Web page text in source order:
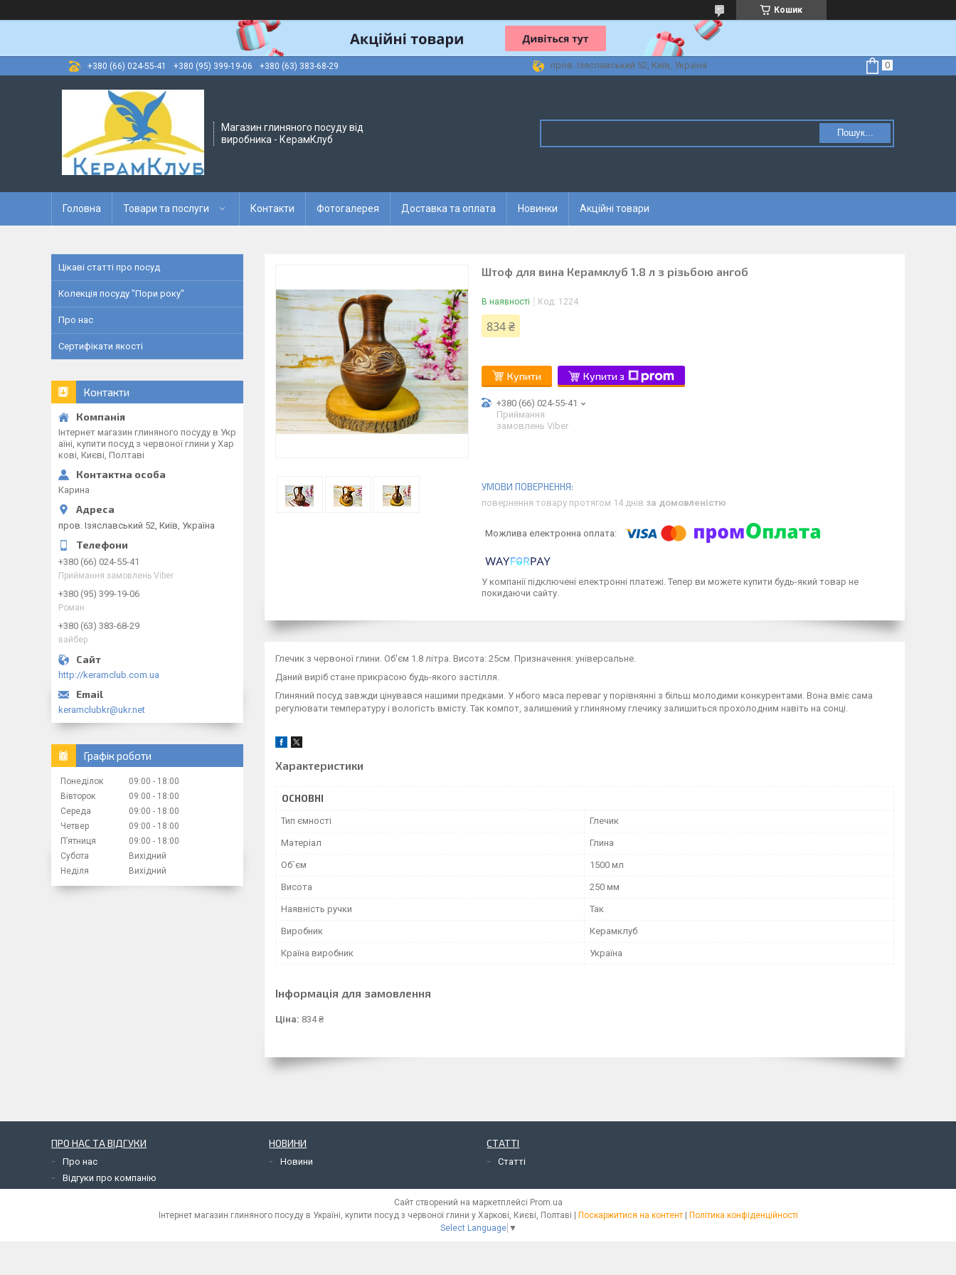
Кошик
+380 (66) 024-55-41 +380 (95) 399-19-06 +380 (63) 383-68-29 пров. Ізяславський 52, Київ, Україна
Магазин глиняного посуду від
виробника - КерамКлуб
Пошук...
Головна Товари та послуги Контакти Фотогалерея Доставка та оплата Новинки Акційні товари
Штоф для вина Керамклуб 1.8 л з різьбою ангоб
В наявності Код: 1224
834 ₴
Купити Купити з
+380 (66) 024-55-41
Приймання
замовлень Viber
повернення товару протягом 14 днів за домовленістю
У компанії підключені електронні платежі. Тепер ви можете купити будь-який товар не
покидаючи сайту.
Глечик з червоної глини. Об'єм 1.8 літра. Висота: 25см. Призначення: універсальне.
Даний виріб стане прикрасою будь-якого застілля.
Глиняний посуд завжди цінувався нашими предками. У нбого маса переваг у порівнянні з більш молодими конкурентами. Вона вміє сама
регулювати температуру і вологість вмісту. Так компот, залишений у глиняному глечику залишиться прохолодним навіть на сонці.
Характеристики
ОСНОВНІ
Тип ємності Глечик
Матеріал Глина
Об`єм 1500 мл
Висота 250 мм
Наявність ручки Так
Виробник Керамклуб
Країна виробник Україна
Інформація для замовлення
Ціна: 834 ₴
Цікаві статті про посуд
Колекція посуду "Пори року"
Про нас
Сертифікати якості
Контакти
Інтернет магазин глиняного посуду в Укр
аїні, купити посуд з червоної глини у Хар
кові, Києві, Полтаві
Карина
пров. Ізяславський 52, Київ, Україна
+380 (66) 024-55-41
Приймання замовлень Viber
+380 (95) 399-19-06
Роман
+380 (63) 383-68-29
вайбер
http://keramclub.com.ua
keramclubkr@ukr.net
Графік роботи
Понеділок 09:00
18:00
Вівторок
09:00
18:00
Середа
09:00
18:00
Четвер
09:00
18:00
Пʼятниця
09:00
18:00
Субота
Вихідний
Неділя
Вихідний
ПРО НАС ТА ВІДГУКИ
Про нас
Відгуки про компанію
НОВИНИ
Новини
СТАТТІ
Статті
Сайт створений на маркетплейсі Prom.ua
Інтернет магазин глиняного посуду в Україні, купити посуд з червоної глини у Харкові, Києві, Полтаві | Поскаржитися на контент | Політика конфіденційності
Select Language ▼